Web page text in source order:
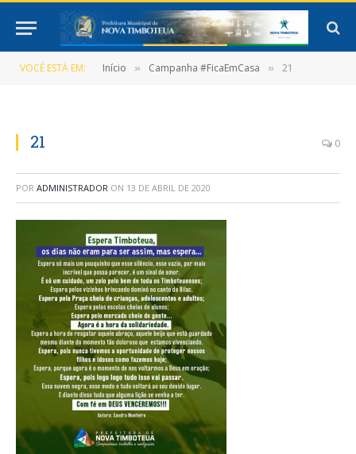
VOCÊ ESTÁ EM: Início » Campanha #FicaEmCasa » 21
21 0
POR ADMINISTRADOR ON 13 DE ABRIL DE 2020